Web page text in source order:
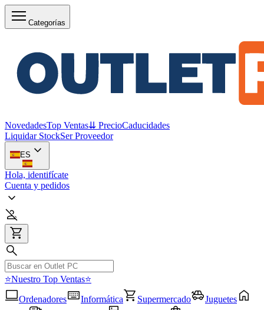
Categorías
NovedadesTop Ventas⇊ PrecioCaducidades
Liquidar StockSer Proveedor
ES
Hola, identifícate
Cuenta y pedidos
⭐Nuestro Top Ventas⭐
Ordenadores
Informática Supermercado
Juguetes